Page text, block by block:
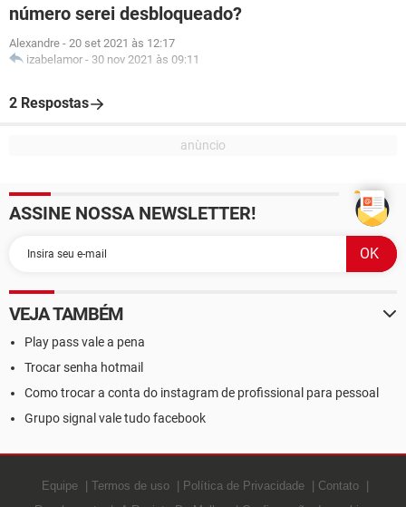
número serei desbloqueado?
Alexandre - 20 set 2021 às 12:17
izabelamor - 30 nov 2021 às 09:11
2 Respostas
ASSINE NOSSA NEWSLETTER!
VEJA TAMBÉM
Play pass vale a pena
Trocar senha hotmail
Como trocar a conta do instagram de profissional para pessoal
Grupo signal vale tudo facebook
Equipe Termos de uso Política de Privacidade
Contato